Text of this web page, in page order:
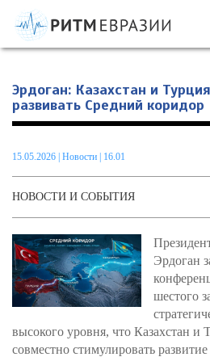
Информационно-аналитическое издание,
проблемам интеграции на постсоветском
Эрдоган: Казахстан и
развивать Средний коридор
15.05.2026 Новости | 16.01
НОВОСТИ И СОБЫТИЯ
Эрдоган
шестого
высокого уровня, что Казахстан и
совместно стимулировать